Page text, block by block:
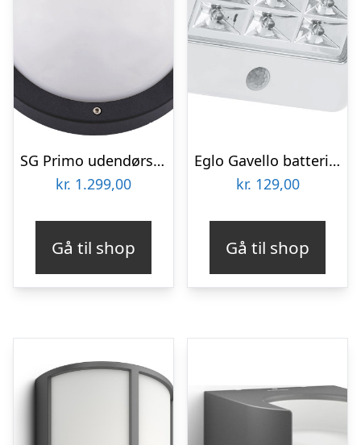
SG Primo udendørs væglampe med sensor
kr. 1.299,00
Gå til shop
Eglo Gavello batterilampe med sensor, hvid
kr. 129,00
Gå til shop